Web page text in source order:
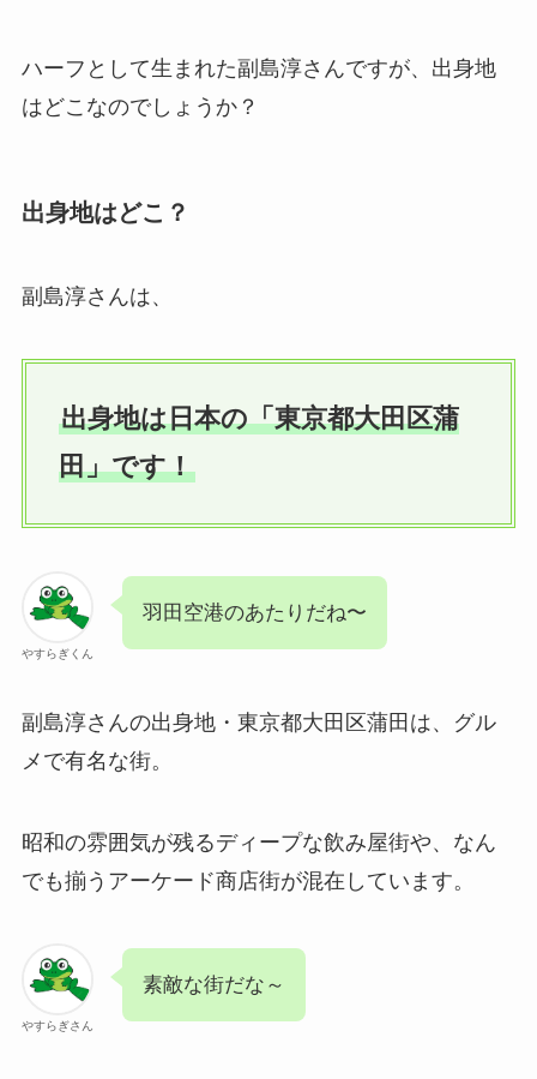
ハーフとして生まれた副島淳さんですが、出身地
はどこなのでしょうか？
出身地はどこ？
副島淳さんは、
出身地は日本の「東京都大田区蒲
田」です！
やすらぎくん
羽田空港のあたりだね〜
副島淳さんの出身地・東京都大田区蒲田は、グル
メで有名な街。
昭和の雰囲気が残るディープな飲み屋街や、なん
でも揃うアーケード商店街が混在しています。
やすらぎさん
素敵な街だな～